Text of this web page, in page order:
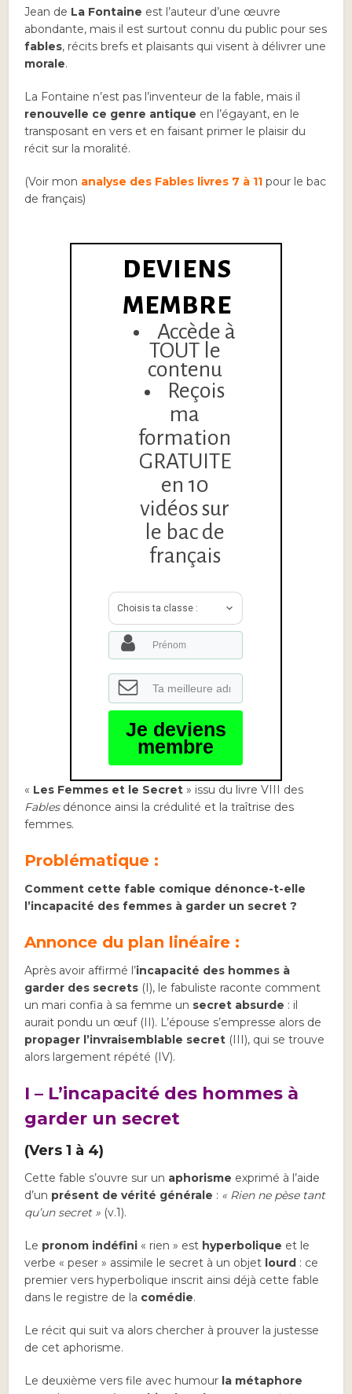
Jean de La Fontaine est l’auteur d’une œuvre
abondante, mais il est surtout connu du public pour ses
fables, récits brefs et plaisants qui visent à délivrer une
morale.
La Fontaine n’est pas l’inventeur de la fable, mais il
renouvelle ce genre antique en l’égayant, en le
transposant en vers et en faisant primer le plaisir du
récit sur la moralité.
(Voir mon analyse des Fables livres 7 à 11 pour le bac
de français)
DEVIENS
MEMBRE
Accède à
TOUT le
contenu
Reçois
ma
formation
GRATUITE
en 10
vidéos sur
le bac de
français
Choisis ta classe :
Je deviens
membre
« Les Femmes et le Secret » issu du livre VIII des
Fablesdénonce ainsi la crédulité et la traîtrise des
femmes.
Problématique :
Comment cette fable comique dénonce-t-elle
l’incapacité des femmes à garder un secret ?
Annonce du plan linéaire :
Après avoir affirmé l’incapacité des hommes à
garder des secrets (I), le fabuliste raconte comment
un mari confia à sa femme un secret absurde : il
aurait pondu un œuf (II). L’épouse s’empresse alors de
propager l’invraisemblable secret (III), qui se trouve
alors largement répété (IV).
I – L’incapacité des hommes à
garder un secret
(Vers 1 à 4)
Cette fable s’ouvre sur un aphorisme exprimé à l’aide
d’un présent de vérité générale : « Rien ne pèse tant
qu’un secret » (v.1).
Le pronom indéfini « rien » est hyperbolique et le
verbe « peser » assimile le secret à un objet lourd : ce
premier vers hyperbolique inscrit ainsi déjà cette fable
dans le registre de la comédie.
Le récit qui suit va alors chercher à prouver la justesse
de cet aphorisme.
Le deuxième vers file avec humour la métaphore